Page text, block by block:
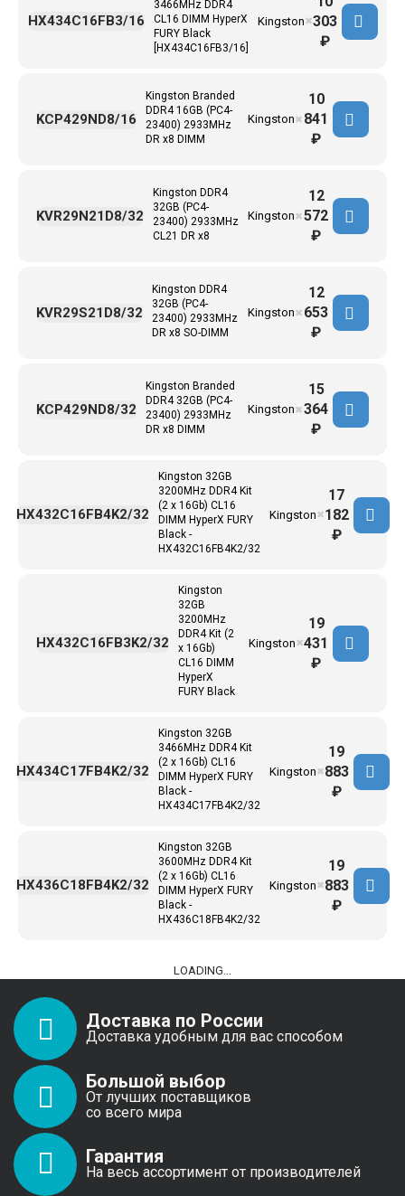
3466MHz DDR4
CL16 DIMM HyperX
FURY Black
[HX434C16FB3/16]
Kingston
HX434C16FB3/16 ✖303
₽
Kingston Branded
DDR4 16GB (PC4-
23400) 2933MHz
DR x8 DIMM
Kingston
KCP429ND8/16 ✖
10
841
₽
Kingston DDR4
32GB (PC4-
23400) 2933MHz
CL21 DR x8
Kingston
KVR29N21D8/32 ✖
12
572
₽
Kingston DDR4
32GB (PC4-
23400) 2933MHz
DR x8 SO-DIMM
Kingston
KVR29S21D8/32 ✖
12
653
₽
Kingston Branded
DDR4 32GB (PC4-
23400) 2933MHz
DR x8 DIMM
Kingston
KCP429ND8/32 ✖
15
364
₽
Kingston 32GB
3200MHz DDR4 Kit
(2 x 16Gb) CL16
DIMM HyperX FURY
Black -
HX432C16FB4K2/32
Kingston
HX432C16FB4K2/32 ✖
17
182
₽
Kingston
32GB
3200MHz
DDR4 Kit (2
x 16Gb)
CL16 DIMM
HyperX
FURY Black
Kingston
HX432C16FB3K2/32 ✖
19
431
₽
Kingston 32GB
3466MHz DDR4 Kit
(2 x 16Gb) CL16
DIMM HyperX FURY
Black -
HX434C17FB4K2/32
Kingston
HX434C17FB4K2/32 ✖
19
883
₽
Kingston 32GB
3600MHz DDR4 Kit
(2 x 16Gb) CL16
DIMM HyperX FURY
Black -
HX436C18FB4K2/32
Kingston
HX436C18FB4K2/32 ✖
19
883
₽
LOADING...
Доставка по России
Доставка удобным для вас способом
Большой выбор
От лучших поставщиков
со всего мира
Гарантия
На весь ассортимент от производителей